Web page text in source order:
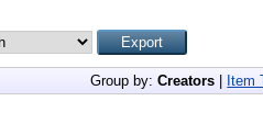
Group by:Creators Item